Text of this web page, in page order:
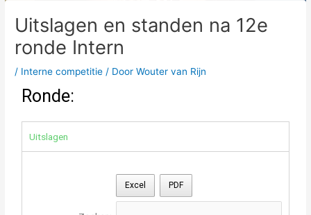
Uitslagen en standen na 12e
ronde Intern
/ Interne competitie / DoorWouter van Rijn
Ronde:
Uitslagen
Excel PDF